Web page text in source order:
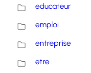
educateur
emploi
entreprise
etre